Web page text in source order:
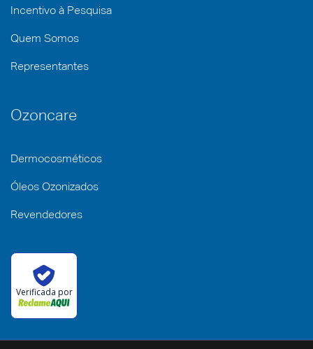
Incentivo à Pesquisa
Quem Somos
Representantes
Ozoncare
Dermocosméticos
Óleos Ozonizados
Revendedores
Verificada por